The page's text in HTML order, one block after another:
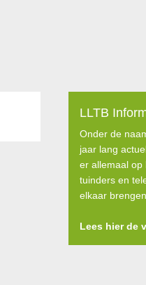
LLTB
Onder de
jaar lang
er allemaal op
tuinders en
elkaar brengen.
Lees hier de